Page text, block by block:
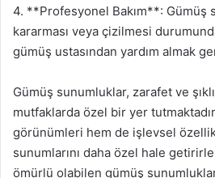
4. **Profesyonel Bakım**: Gümüş
kararması veya çizilmesi
gümüş ustasından yardım almak
Gümüş sunumluklar, zarafet ve
mutfaklarda özel bir yer
görünümleri hem de işlevsel
sunumlarını daha özel hale
ömürlü olabilen gümüş